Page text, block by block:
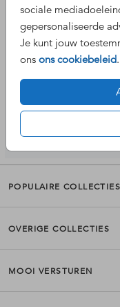
sociale
gepersonaliseerde
Je kunt jouw
ons ons cookiebeleid.
POPULAIRE COLLECTIES
OVERIGE COLLECTIES
MOOI VERSTUREN